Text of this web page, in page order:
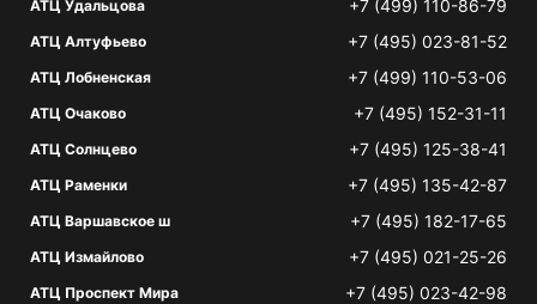
АТЦ Удальцова +7 (499) 110-86-79
АТЦ Алтуфьево +7 (495) 023-81-52
АТЦ Лобненская +7 (499) 110-53-06
АТЦ Очаково +7 (495) 152-31-11
АТЦ Солнцево +7 (495) 125-38-41
АТЦ Раменки +7 (495) 135-42-87
АТЦ Варшавское ш +7 (495) 182-17-65
АТЦ Измайлово +7 (495) 021-25-26
АТЦ Проспект Мира +7 (495) 023-42-98